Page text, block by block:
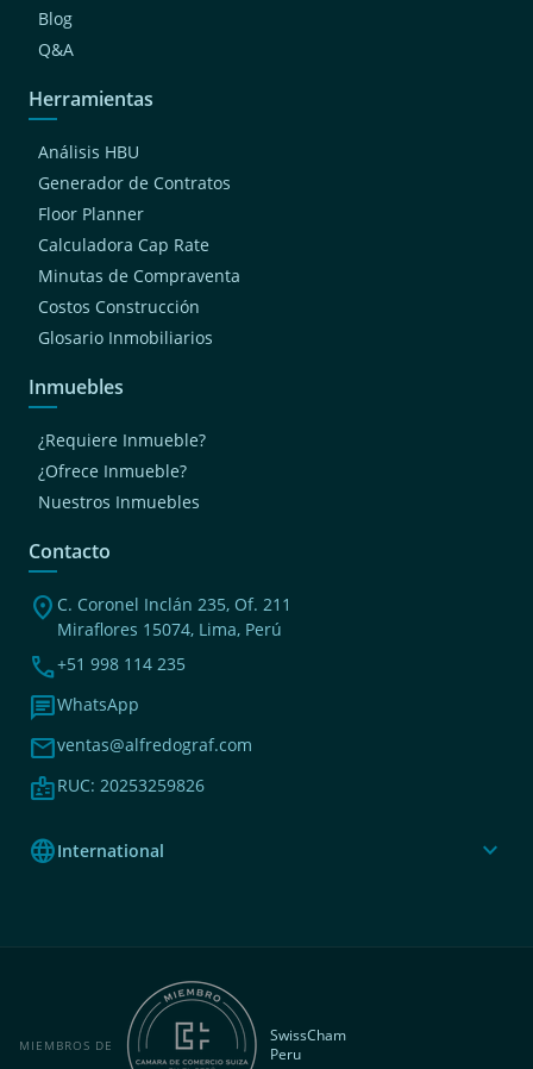
Blog
Q&A
Herramientas
Análisis HBU
Generador de Contratos
Floor Planner
Calculadora Cap Rate
Minutas de Compraventa
Costos Construcción
Glosario Inmobiliarios
Inmuebles
¿Requiere Inmueble?
¿Ofrece Inmueble?
Nuestros Inmuebles
Contacto
location_on C. Coronel Inclán 235, Of. 211
Miraflores 15074, Lima, Perú
phone+51 998 114 235
chatWhatsApp
mailventas@alfredograf.com
badgeRUC: 20253259826
languageInternational expand_more
MIEMBROS DE
SwissCham
Peru